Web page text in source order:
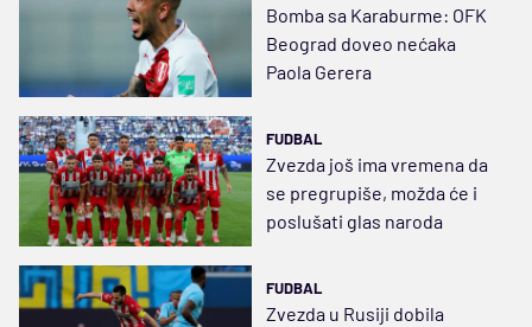
Bomba sa Karaburme: OFK
Beograd doveo nećaka
Paola Gerera
FUDBAL
Zvezda još ima vremena da
se pregrupiše, možda će i
poslušati glas naroda
FUDBAL
Zvezda u Rusiji dobila